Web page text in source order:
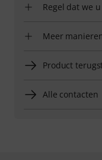
Regel dat we
Meer
Product
Alle contacten